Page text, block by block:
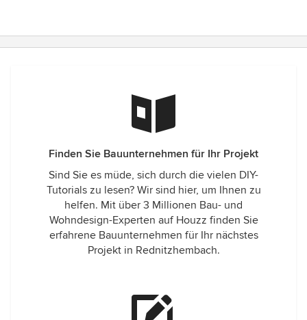
Finden Sie Bauunternehmen für Ihr Projekt
Sind Sie es müde, sich durch die vielen DIY-
Tutorials zu lesen? Wir sind hier, um Ihnen zu
helfen. Mit über 3 Millionen Bau- und
Wohndesign-Experten auf Houzz finden Sie
erfahrene Bauunternehmen für Ihr nächstes
Projekt in Rednitzhembach.